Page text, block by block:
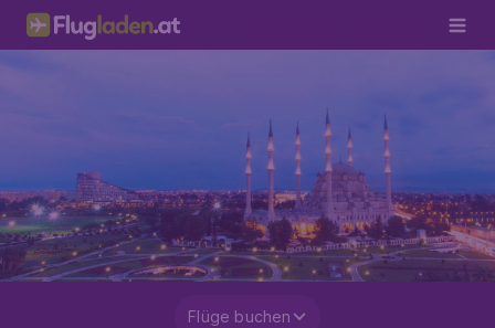
Flüge buchen